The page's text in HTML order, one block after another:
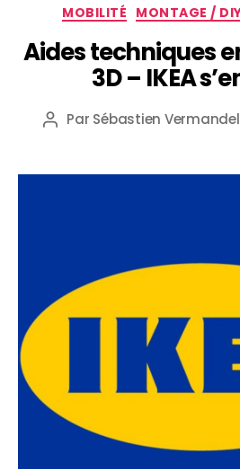
MOBILITÉ MONTAGE /
Aides techniques
3D – IKEA
Par Sébastien Vermandel